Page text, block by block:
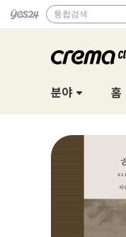
통합검색
분야 홈